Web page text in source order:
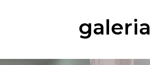
galeria